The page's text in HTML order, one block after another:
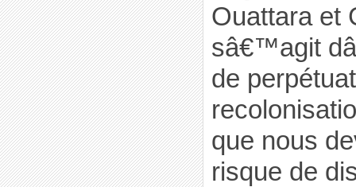
Ouattara et
sâ€™agit
de
que nous
risque de